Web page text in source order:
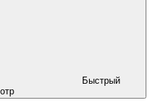
Быстрый